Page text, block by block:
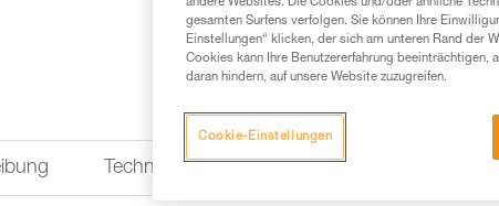
Technische Informationen
andere Websites. Die Cookies und/oder ähnliche
gesamten Surfens verfolgen. Sie können Ihre
Einstellungen“ klicken, der sich am unteren Rand der
Cookies kann Ihre Benutzererfahrung beeinträchtigen,
daran hindern, auf unsere Website zuzugreifen.
Cookie-Einstellungen